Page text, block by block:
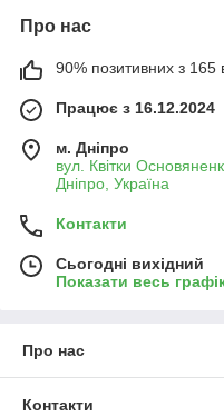
Про нас
90% позитивних з 165
Працює з 16.12.2024
м. Дніпро
вул. Квітки
Дніпро, Україна
Контакти
Сьогодні вихідний
Показати весь
Про нас
Контакти